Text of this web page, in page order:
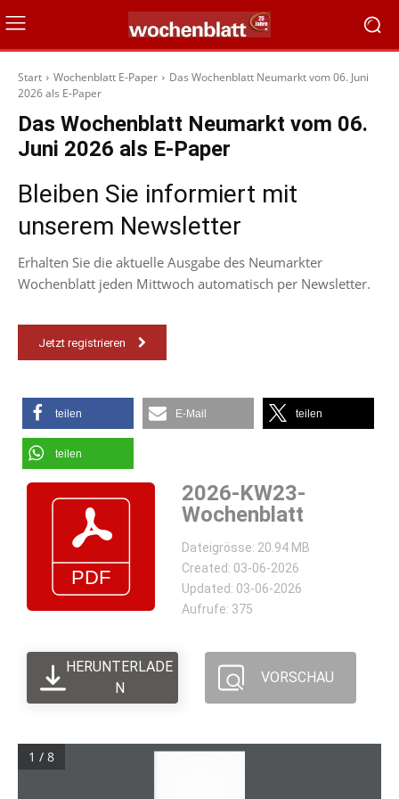
Start Wochenblatt E-Paper
Das Wochenblatt Neumarkt vom 06. Juni
2026 als E-Paper
Das Wochenblatt Neumarkt vom 06.
Juni 2026 als E-Paper
Bleiben Sie informiert mit
unserem Newsletter
Erhalten Sie die aktuelle Ausgabe des Neumarkter
Wochenblatt jeden Mittwoch automatisch per Newsletter.
Jetzt registrieren
teilen E-Mail teilen
teilen
2026-KW23-
Wochenblatt
Dateigrösse: 20.94 MB
Created: 03-06-2026
Updated: 03-06-2026
Aufrufe: 375
HERUNTERLADE
N
VORSCHAU
1 / 8